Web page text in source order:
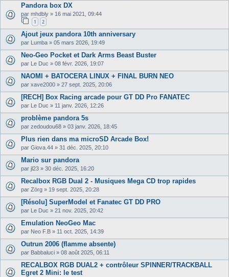
Pandora box DX
par mhdbly » 16 mai 2021, 09:44
1 2
Ajout jeux pandora 10th anniversary
par Lumba » 05 mars 2026, 19:49
Neo-Geo Pocket et Dark Arms Beast Buster
par Le Duc » 08 févr. 2026, 19:07
NAOMI + BATOCERA LINUX + FINAL BURN NEO
par xave2000 » 27 sept. 2025, 20:06
[RECH] Box Racing arcade pour GT DD Pro FANATEC
par Le Duc » 11 janv. 2026, 12:26
problème pandora 5s
par zedoudou68 » 03 janv. 2026, 18:45
Plus rien dans ma microSD Arcade Box!
par Giova.44 » 31 déc. 2025, 20:10
Mario sur pandora
par jl23 » 30 déc. 2025, 16:20
Recalbox RGB Dual 2 - Musiques Mega CD trop rapides
par Zörg » 19 sept. 2025, 20:28
[Résolu] SuperModel et Fanatec GT DD PRO
par Le Duc » 21 nov. 2025, 20:42
Emulation NeoGeo Mac
par Neo F.B » 11 oct. 2025, 14:39
Outrun 2006 (flamme absente)
par Babbaluci » 08 août 2025, 06:11
RECALBOX RGB DUAL2 + contrôleur SPINNER/TRACKBALL
Egret 2 Mini: le test